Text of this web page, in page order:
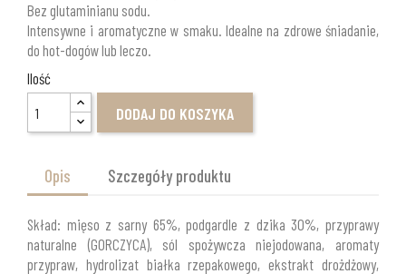
Bez glutaminianu sodu.
Intensywne i aromatyczne w smaku. Idealne na zdrowe śniadanie,
do hot-dogów lub leczo.
Ilość
DODAJ DO KOSZYKA
Opis Szczegóły produktu
Skład: mięso z sarny 65%, podgardle z dzika 30%, przyprawy
naturalne (GORCZYCA), sól spożywcza niejodowana, aromaty
przypraw, hydrolizat białka rzepakowego, ekstrakt drożdżowy,